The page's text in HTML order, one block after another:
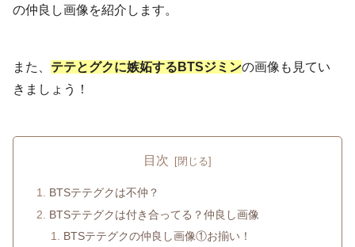
の仲良し画像を紹介します。
また、 テテとグクに嫉妬するBTSジミンの画像も見てい
きましょう！
目次
BTSテテグクは不仲？
BTSテテグクは付き合ってる？仲良し画像
BTSテテグクの仲良し画像①お揃い！